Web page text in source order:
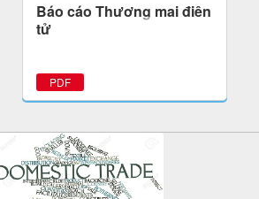
Báo cáo Thương mại điện
tử
PDF